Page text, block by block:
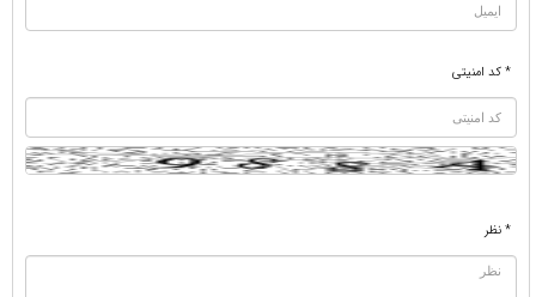
* کد امنیتی
* نظر